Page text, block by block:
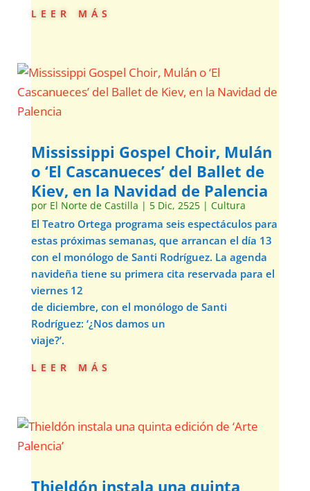
leer más
Mississippi Gospel Choir, Mulán
o ‘El Cascanueces’ del Ballet de
Kiev, en la Navidad de Palencia
por El Norte de Castilla | 5 Dic, 2525| Cultura
El Teatro Ortega programa seis espectáculos para
estas próximas semanas, que arrancan el día 13
con el monólogo de Santi Rodríguez. La agenda
navideña tiene su primera cita reservada para el
viernes 12
de diciembre, con el monólogo de Santi
Rodríguez: ‘¿Nos damos un
viaje?’.
leer más
Thieldón instala una quinta